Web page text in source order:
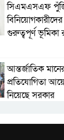
সিএমএসএফ
বিনিয়োগকারীদের
গুরুত্বপূর্ণ ভূমিকা
আন্তর্জাতিক
প্রতিযোগিতা
নিয়েছে সরকার